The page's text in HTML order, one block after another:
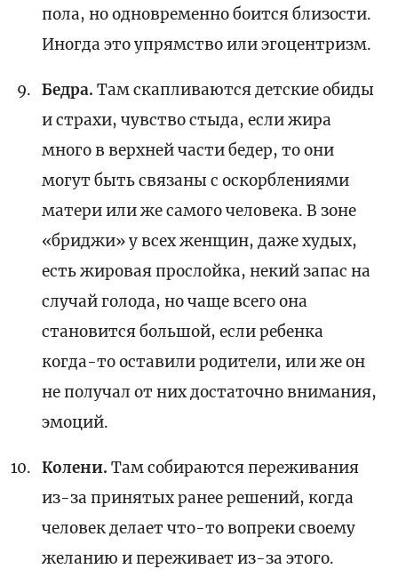
пола, но одновременно боится близости.
Иногда это упрямство или эгоцентризм.
Бедра.Там скапливаются детские обиды
и страхи, чувство стыда, если жира
много в верхней части бедер, то они
могут быть связаны с оскорблениями
матери или же самого человека. В зоне
«бриджи» у всех женщин, даже худых,
есть жировая прослойка, некий запас на
случай голода, но чаще всего она
становится большой, если ребенка
когда-то оставили родители, или же он
не получал от них достаточно внимания,
эмоций.
Колени.Там собираются переживания
из-за принятых ранее решений, когда
человек делает что-то вопреки своему
желанию и переживает из-за этого.